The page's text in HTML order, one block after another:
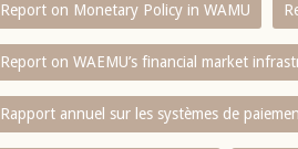
Report on Monetary Policy in WAMU
Report on WAEMU’s financial market
Rapport annuel sur les systèmes de